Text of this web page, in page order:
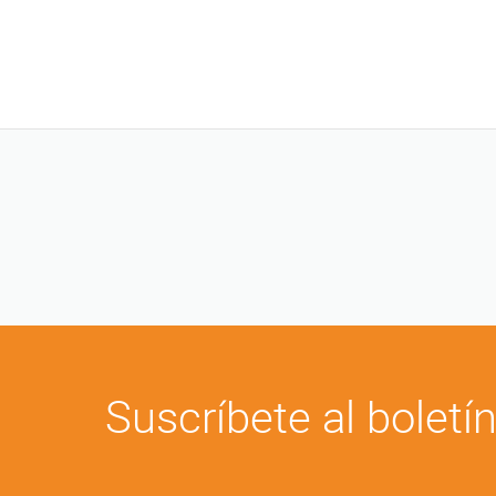
Suscríbete al boletín